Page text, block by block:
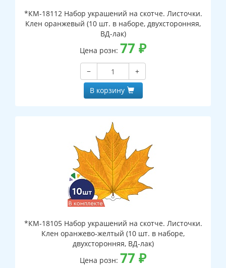
*КМ-18112 Набор украшений на скотче. Листочки.
Клен оранжевый (10 шт. в наборе, двухсторонняя,
ВД-лак)
Цена розн: 77 ₽
−
+
В корзину
*КМ-18105 Набор украшений на скотче. Листочки.
Клен оранжево-желтый (10 шт. в наборе,
двухсторонняя, ВД-лак)
Цена розн: 77 ₽